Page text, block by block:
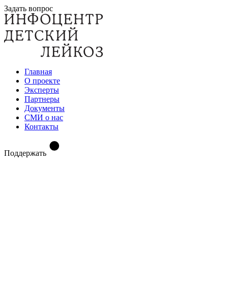
Задать вопрос
Главная
О проекте
Эксперты
Партнеры
Документы
СМИ о нас
Контакты
Поддержать